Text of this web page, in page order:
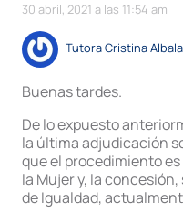
30 abril, 2021 a las 11:54 am
Tutora Cristina Albala
Buenas tardes.
De lo expuesto
la última adjudicación
que el procedimiento
la Mujer y, la
de Igualdad,